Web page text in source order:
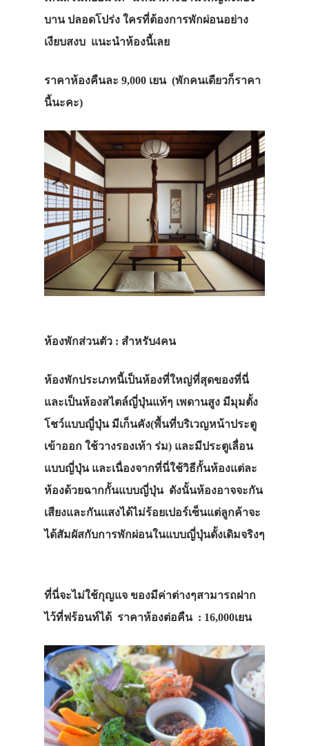
บาน ปลอดโปร่ง ใครที่ต้องการพักผ่อนอย่าง
เงียบสงบ แนะนำห้องนี้เลย
ราคาห้องคืนละ 9,000 เยน (พักคนเดียวก็ราคา
นี้นะคะ)
ห้องพักส่วนตัว : สำหรับ4คน
ห้องพักประเภทนี้เป็นห้องที่ใหญ่ที่สุดของที่นี่
และเป็นห้องสไตล์ญี่ปุ่นแท้ๆ เพดานสูง มีมุมตั้ง
โชว์แบบญี่ปุ่น มีเก็นคัง(พื้นที่บริเวญหน้าประตู
เข้าออก ใช้วางรองเท้า ร่ม) และมีประตูเลื่อน
แบบญี่ปุ่น และเนื่องจากที่นี่ใช้วิธีกั้นห้องแต่ละ
ห้องด้วยฉากกั้นแบบญี่ปุ่น ดังนั้นห้องอาจจะกัน
เสียงและกันแสงได้ไม่ร้อยเปอร์เซ็นแต่ลูกค้าจะ
ได้สัมผัสกับการพักผ่อนในแบบญี่ปุ่นดั้งเดิมจริงๆ
ที่นี่จะไม่ใช้กุญแจ ของมีค่าต่างๆสามารถฝาก
ไว้ที่ฟร้อนท์ได้ ราคาห้องต่อคืน : 16,000เยน